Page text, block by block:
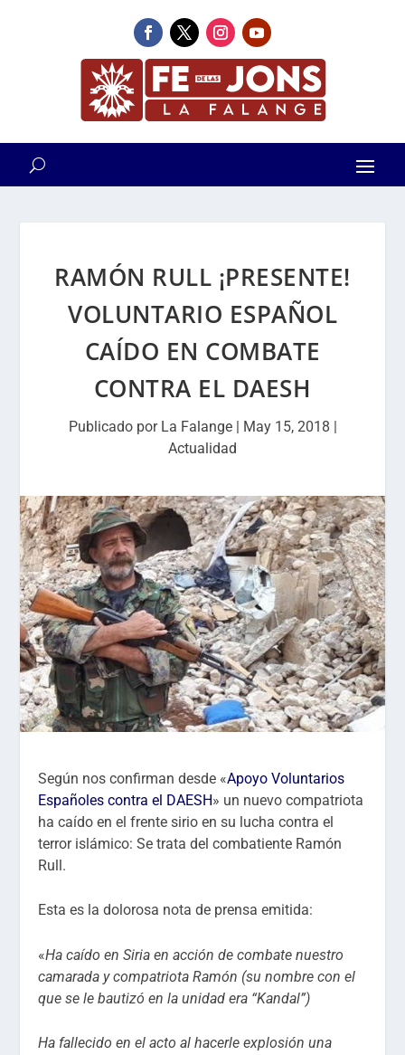
RAMÓN RULL ¡PRESENTE!
VOLUNTARIO ESPAÑOL
CAÍDO EN COMBATE
CONTRA EL DAESH
Publicado por La Falange| May 15, 2018 |
Actualidad
Según nos confirman desde «Apoyo Voluntarios
Españoles contra el DAESH» un nuevo compatriota
ha caído en el frente sirio en su lucha contra el
terror islámico: Se trata del combatiente Ramón
Rull.
Esta es la dolorosa nota de prensa emitida:
«Ha caído en Siria en acción de combate nuestro
camarada y compatriota Ramón (su nombre con el
que se le bautizó en la unidad era “Kandal”)
Ha fallecido en el acto al hacerle explosión una